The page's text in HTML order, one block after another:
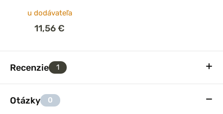
u dodávateľa
11,56 €
Recenzie 1
Otázky 0